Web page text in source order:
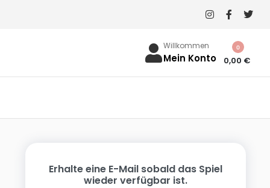
Willkommen
Mein Konto 0,00 €
0
Erhalte eine E-Mail sobald das Spiel
wieder verfügbar ist.